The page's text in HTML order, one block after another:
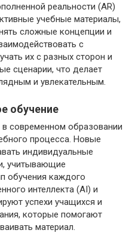
реальности (AR)
учебные материалы,
сложные концепции и
с
их с разных сторон и
сценарии, что делает
и увлекательным.
обучение
современном образовании
процесса. Новые
индивидуальные
учитывающие
обучения каждого
интеллекта (AI) и
успехи учащихся и
которые помогают
материал.